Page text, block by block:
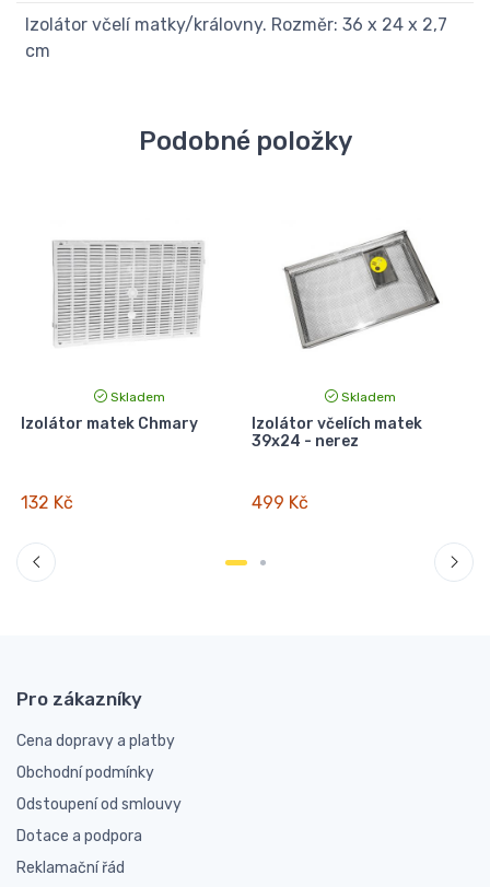
Izolátor včelí matky/královny. Rozměr: 36 x 24 x 2,7
cm
Podobné položky
Skladem
Izolátor matek Chmary
132 Kč
Skladem
Izolátor včelích matek
39x24 - nerez
499 Kč
Pro zákazníky
Cena dopravy a platby
Obchodní podmínky
Odstoupení od smlouvy
Dotace a podpora
Reklamační řád